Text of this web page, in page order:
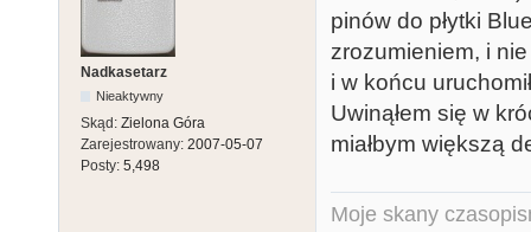
Nadkasetarz
Nieaktywny
Skąd: Zielona Góra
Zarejestrowany: 2007-05-07
Posty: 5,498
pinów do płytki
zrozumieniem, i
i w końcu
Uwinąłem się w
miałbym większą
Moje skany